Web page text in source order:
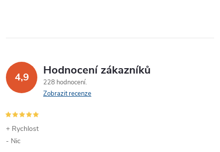
4,9 Hodnocení zákazníků
228 hodnocení
Zobrazit recenze
+ Rychlost
- Nic